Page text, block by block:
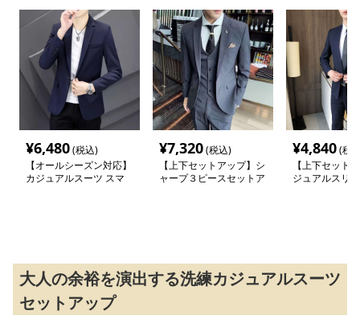
¥6,480(税込)
【オールシーズン対応】
カジュアルスーツ スマ
¥7,320(税込)
【上下セットアップ】シ
ャープ３ピースセットア
¥4,840(税
【上下セット
ジュアルスリ
大人の余裕を演出する洗練カジュアルスーツ
セットアップ